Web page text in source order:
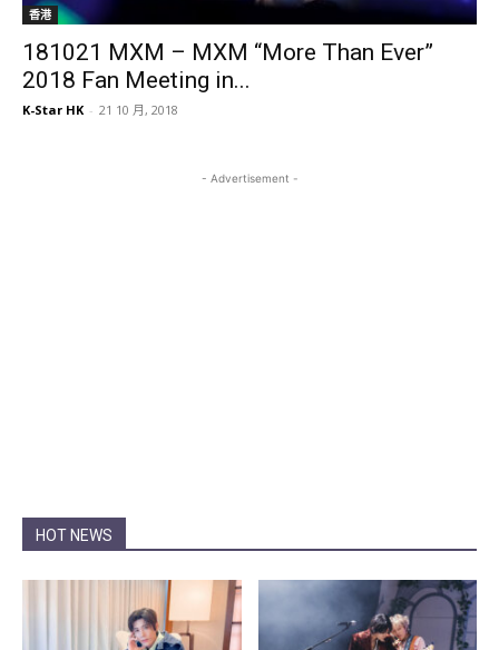
香港
181021 MXM – MXM “More Than Ever”
2018 Fan Meeting in...
K-Star HK - 21 10 月, 2018
- Advertisement -
HOT NEWS